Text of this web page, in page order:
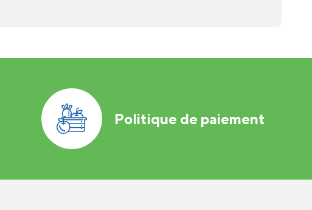
Politique de paiement